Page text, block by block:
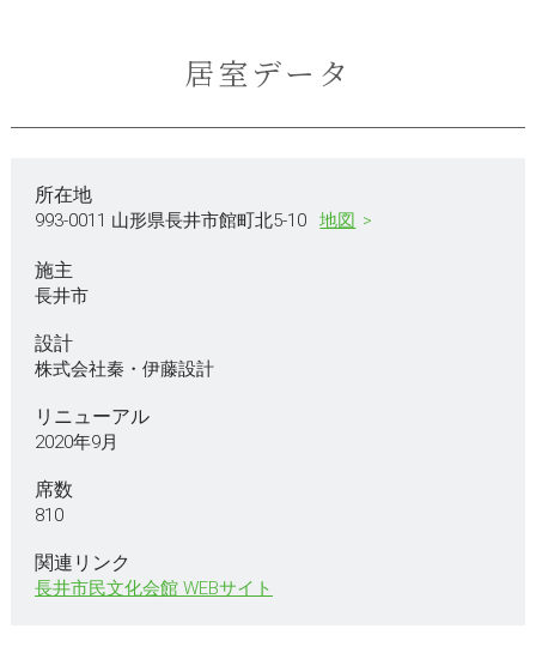
居室データ
所在地
993-0011 山形県長井市館町北5-10 地図
施主
長井市
設計
株式会社秦・伊藤設計
リニューアル
2020年9月
席数
810
関連リンク
長井市民文化会館 WEBサイト